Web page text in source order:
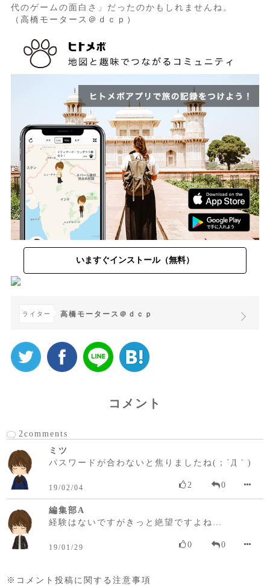
代のゲームの面白さ」だったのかもしれませんね。
（高橋モータース＠ｄｃｐ）
いますぐインストール（無料）
ライター 高橋モータース＠ｄｃｐ
コメント
2comments
ミツ
パスワードが合わないと焦りましたね(；´Д｀)
19/02/04 2 0
編集部A
経験はないですがきっと絶望ですよね…
19/01/29 0 0
※コメント投稿に関する注意事項